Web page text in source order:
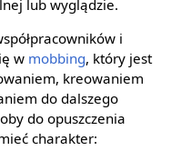
lub wyglądzie.
i
w mobbing, który jest
kreowaniem
do dalszego
do opuszczenia
charakter: